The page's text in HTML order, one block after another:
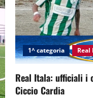
1^ categoria Real
Real Itala: ufficiali i
Ciccio Cardia